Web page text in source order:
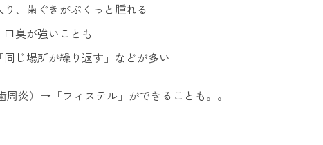
、歯ぐきがぷくっと腫れる
臭が強いことも
同じ場所が繰り返す」などが多い
周炎）→「フィステル」ができることも。。